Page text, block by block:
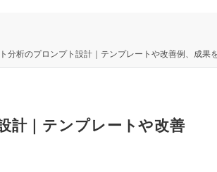
分析のプロンプト設計｜テンプレートや改善例、成果
計｜テンプレートや改善